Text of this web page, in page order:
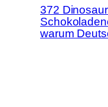
372
warum